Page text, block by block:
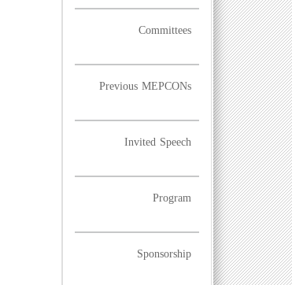
Committees
Previous MEPCONs
Invited Speech
Program
Sponsorship